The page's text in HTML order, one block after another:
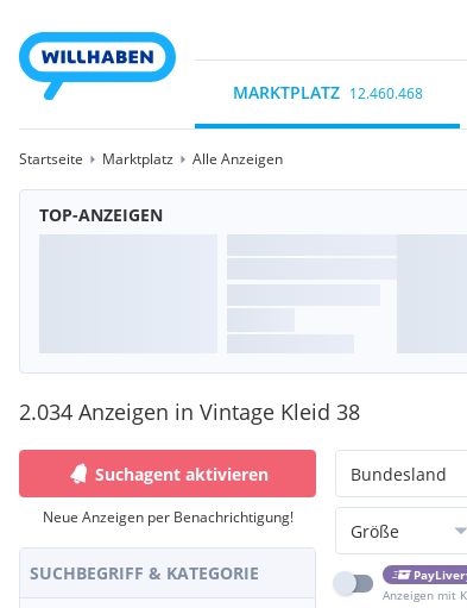
MARKTPLATZ 12.460.468
Startseite Marktplatz Alle Anzeigen
TOP-ANZEIGEN
2.034 Anzeigen in Vintage Kleid 38
Suchagent aktivieren
Neue Anzeigen per Benachrichtigung!
SUCHBEGRIFF & KATEGORIE
Bundesland
Größe
Anzeigen mit